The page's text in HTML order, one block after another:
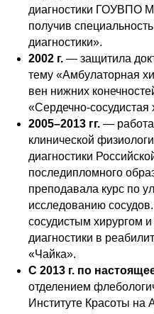
диагностики ГОУВПО
получив
диагностики».
2002 г. — защитила
тему «Амбулаторная
вен нижних
«Сердечно-сосудистая
2005–2013 гг. —
клинической
диагностики
последипломного
преподавала курс по
исследованию
сосудистым хирургом
диагностики в
«Чайка».
С 2013 г. по
отделением
Институте Красоты на